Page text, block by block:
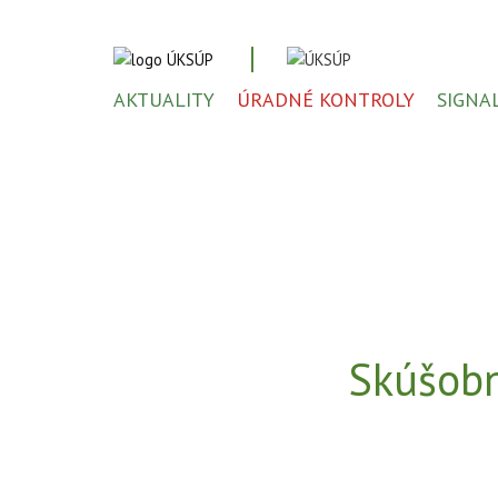
AKTUALITY ÚRADNÉ KONTROLY